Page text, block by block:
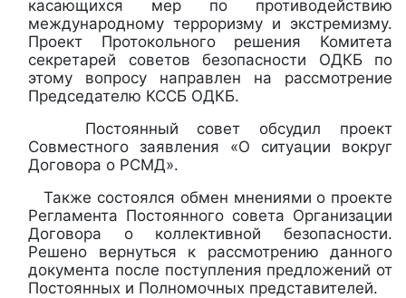
касающихся мер по противодействию
международному терроризму и экстремизму.
Проект Протокольного решения Комитета
секретарей советов безопасности ОДКБ по
этому вопросу направлен на рассмотрение
Председателю КССБ ОДКБ.
Постоянный совет обсудил проект
Совместного заявления «О ситуации вокруг
Договора о РСМД».
Также состоялся обмен мнениями о проекте
Регламента Постоянного совета Организации
Договора о коллективной безопасности.
Решено вернуться к рассмотрению данного
документа после поступления предложений от
Постоянных и Полномочных представителей.